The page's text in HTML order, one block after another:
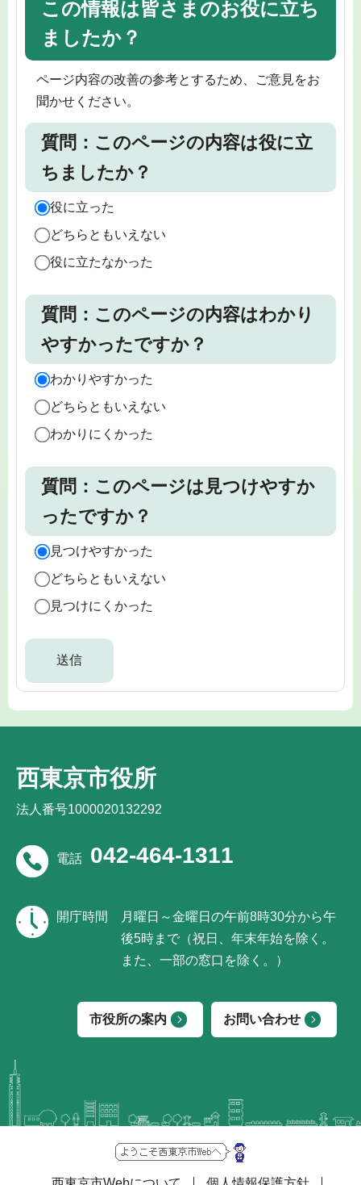
この情報は皆さまのお役に立ち
ましたか？
ページ内容の改善の参考とするため、ご意見をお
聞かせください。
質問：このページの内容は役に立
ちましたか？
役に立った
どちらともいえない
役に立たなかった
質問：このページの内容はわかり
やすかったですか？
わかりやすかった
どちらともいえない
わかりにくかった
質問：このページは見つけやすか
ったですか？
見つけやすかった
どちらともいえない
見つけにくかった
西東京市役所
法人番号1000020132292
電話 042-464-1311
開庁時間
月曜日～金曜日の午前8時30分から午
後5時まで（祝日、年末年始を除く。
また、一部の窓口を除く。）
市役所の案内 お問い合わせ